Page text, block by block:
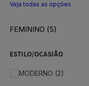
Veja todas as opções
FEMININO (5)
ESTILO/OCASIÃO
MODERNO (2)